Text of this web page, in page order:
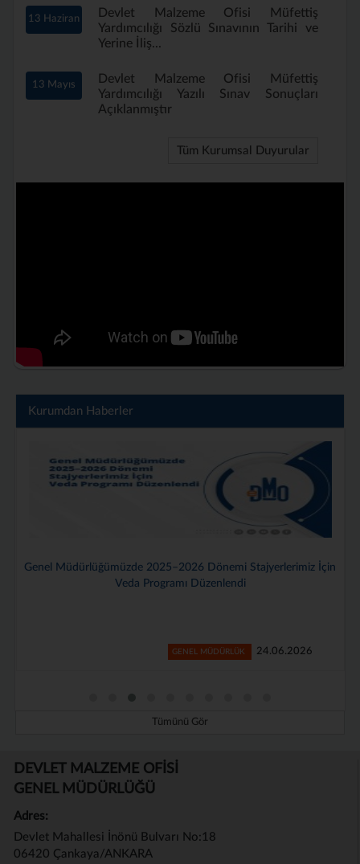
13 Haziran
Devlet Malzeme Ofisi Müfettiş
Yardımcılığı Sözlü Sınavının Tarihi ve
Yerine İliş...
13 Mayıs
Devlet Malzeme Ofisi Müfettiş
Yardımcılığı Yazılı Sınav Sonuçları
Açıklanmıştır
Tüm Kurumsal Duyurular
Kurumdan Haberler
Genel Müdürlüğümüzde 2025–2026 Dönemi Stajyerlerimiz İçin
Veda Programı Düzenlendi
GENEL MÜDÜRLÜK 24.06.2026
Tümünü Gör
DEVLET MALZEME OFİSİ
GENEL MÜDÜRLÜĞÜ
Adres:
Devlet Mahallesi İnönü Bulvarı No:18
06420 Çankaya/ANKARA